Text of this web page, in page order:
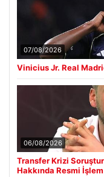
07/08/2026
Vinicius Jr. Real
06/08/2026
Transfer Krizi
Hakkında Resmi İşlem